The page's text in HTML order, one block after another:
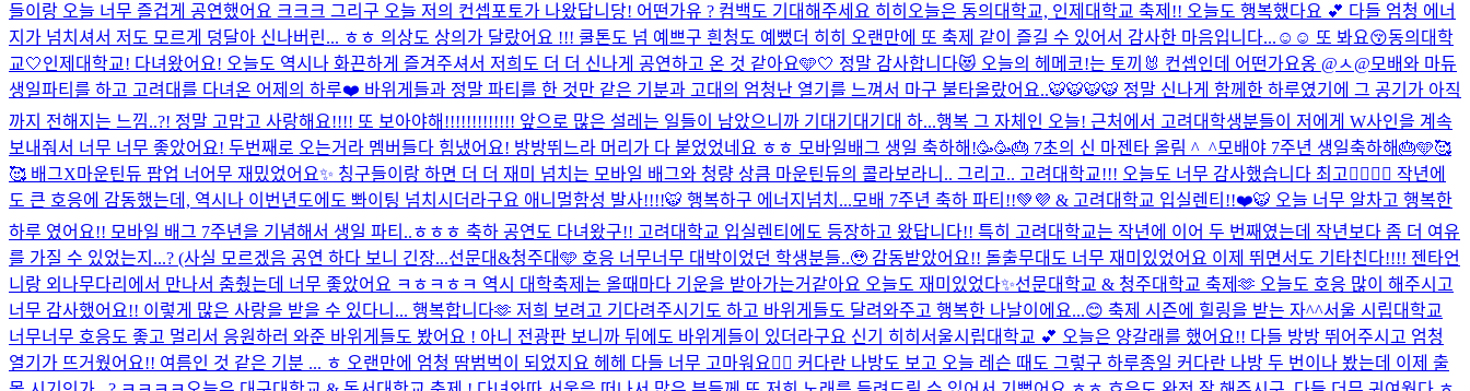
들이랑 오늘 너무 즐겁게 공연했어요 크크크 그리구 오늘 저의 컨셉포토가 나왔답니당! 어떤가유 ? 컴백도 기대해주세요 히히 오늘은 동의대학교, 인제대학교 축제!! 오늘도 행복했다요 💕 다들 엄청 에너
지가 넘치셔서 저도 모르게 덩달아 신나버린... ㅎㅎ 의상도 상의가 달랐어요 !!! 쿨톤도 넘 예쁘구 흰청도 예뻤더 히히 오랜만에 또 축제 같이 즐길 수 있어서 감사한 마음입니다...☺️☺️ 또 봐요😚동의대학
교🤍인제대학교! 다녀왔어요! 오늘도 역시나 화끈하게 즐겨주셔서 저희도 더 더 신나게 공연하고 온 것 같아요🩵🤍 정말 감사합니다😻 오늘의 헤메코!는 토끼🐰 컨셉인데 어떤가요옹 @ㅅ@모배와 마듀
생일파티를 하고 고려대를 다녀온 어제의 하루❤️ 바위게들과 정말 파티를 한 것만 같은 기분과 고대의 엄청난 열기를 느껴서 마구 불타올랐어요..🐯🐯🐯🐯 정말 신나게 함께한 하루였기에 그 공기가 아직
까지 전해지는 느낌..?! 정말 고맙고 사랑해요!!!! 또 보아야해!!!!!!!!!!!!! 앞으로 많은 설레는 일들이 남았으니까 기대기대기대 하...행복 그 자체인 오늘! 근처에서 고려대학생분들이 저에게 W사인을 계속
보내줘서 너무 너무 좋았어요! 두번째로 오는거라 멤버들다 힘냈어요! 방방뛰느라 머리가 다 붙었었네요 ㅎㅎ 모바일배그 생일 축하해!🥳🥳🎂 7초의 신 마젠타 올림 ^_^모배야 7주년 생일축하해🎂🩵🥰
🥰 배그X마운틴듀 팝업 너어무 재밌었어요✨ 칭구들이랑 하면 더 더 재미 넘치는 모바일 배그와 청량 상큼 마운틴듀의 콜라보라니.. 그리고.. 고려대학교!!! 오늘도 너무 감사했습니다 최고❤️‍🔥❤️‍🔥 작년에
도 큰 호응에 감동했는데, 역시나 이번년도에도 뽜이팅 넘치시더라구요 애니멀함성 발사!!!!🐯 행복하구 에너지넘치...모배 7주년 축하 파티!!💚💜 & 고려대학교 입실렌티!!❤️🐯 오늘 너무 알차고 행복한
하루 였어요!! 모바일 배그 7주년을 기념해서 생일 파티..ㅎㅎㅎ 축하 공연도 다녀왔구!! 고려대학교 입실렌티에도 등장하고 왔답니다!! 특히 고려대학교는 작년에 이어 두 번째였는데 작년보다 좀 더 여유
를 가질 수 있었는지...? (사실 모르겠음 공연 하다 보니 긴장...선문대&청주대🩵 호응 너무너무 대박이었던 학생분들..🥹 감동받았어요!! 돌출무대도 너무 재미있었어요 이제 뛰면서도 기타친다!!!! 젠타언
니랑 외나무다리에서 만나서 춤췄는데 너무 좋았어요 ㅋㅎㅋㅎㅋ 역시 대학축제는 올때마다 기운을 받아가는거같아요 오늘도 재미있었다✨선문대학교 & 청주대학교 축제🫶 오늘도 호응 많이 해주시고
너무 감사했어요!! 이렇게 많은 사랑을 받을 수 있다니... 행복합니다🫶 저희 보려고 기다려주시기도 하고 바위게들도 달려와주고 행복한 나날이에요...😊 축제 시즌에 힐링을 받는 자^^서울 시립대학교
너무너무 호응도 좋고 멀리서 응원하러 와준 바위게들도 봤어요 ! 아니 전광판 보니까 뒤에도 바위게들이 있더라구요 신기 히히 서울시립대학교 💕 오늘은 양갈래를 했어요!! 다들 방방 뛰어주시고 엄청
열기가 뜨거웠어요!! 여름인 것 같은 기분 ... ㅎ 오랜만에 엄청 땀범벅이 되었지요 헤헤 다들 너무 고마워요❤️‍🔥 커다란 나방도 보고 오늘 레슨 때도 그렇구 하루종일 커다란 나방 두 번이나 봤는데 이제 출